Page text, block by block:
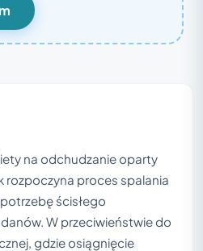
na odchudzanie oparty
rozpoczyna proces spalania
ścisłego
W przeciwieństwie do
gdzie osiągnięcie